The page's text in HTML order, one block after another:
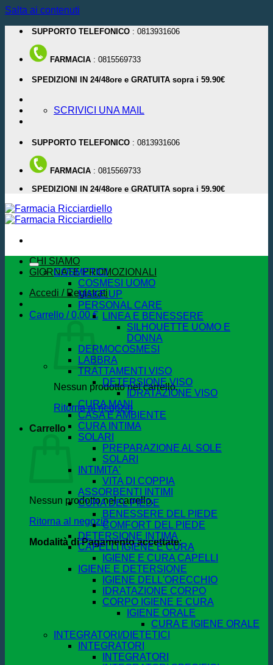
Salta ai contenuti
SUPPORTO TELEFONICO : 0813931606
FARMACIA : 0815569733
SPEDIZIONI IN 24/48ore e GRATUITA sopra i 59.90€
SCRIVICI UNA MAIL
SUPPORTO TELEFONICO : 0813931606
FARMACIA : 0815569733
SPEDIZIONI IN 24/48ore e GRATUITA sopra i 59.90€
CHI SIAMO
GIORNATE PROMOZIONALI
Accedi / Registrati
Carrello /0,00 €
Nessun prodotto nel carrello.
Ritorna al negozio
Carrello
Nessun prodotto nel carrello.
Ritorna al negozio
Modalità di Pagamento accettate:
COSMETICI
COSMESI UOMO
MAKE UP
PERSONAL CARE
LINEA E BENESSERE
SILHOUETTE UOMO E
DONNA
DERMOCOSMESI
LABBRA
TRATTAMENTI VISO
DETERSIONE VISO
IDRATAZIONE VISO
CURA MANI
CASA E AMBIENTE
CURA INTIMA
SOLARI
PREPARAZIONE AL SOLE
SOLARI
INTIMITA'
VITA DI COPPIA
ASSORBENTI INTIMI
CURA DEL PIEDE
BENESSERE DEL PIEDE
COMFORT DEL PIEDE
DETERSIONE INTIMA
CAPELLI IGIENE E CURA
IGIENE E CURA CAPELLI
IGIENE E DETERSIONE
IGIENE DELL'ORECCHIO
IDRATAZIONE CORPO
CORPO IGIENE E CURA
IGIENE ORALE
CURA E IGIENE ORALE
INTEGRATORI/DIETETICI
INTEGRATORI
INTEGRATORI